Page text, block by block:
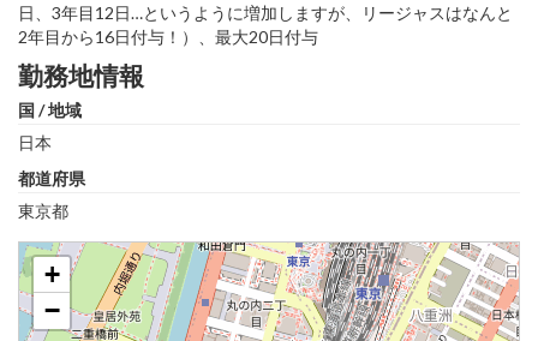
日、3年目12日…というように増加しますが、リージャスはなんと
2年目から16日付与！）、最大20日付与
勤務地情報
国 / 地域
日本
都道府県
東京都
+
−